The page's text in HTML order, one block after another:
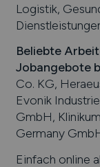
Logistik,
Beliebte
Jobangebote
Co. KG,
Evonik
GmbH,
Germany
Einfach online